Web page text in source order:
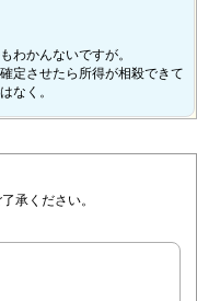
わかんないですが。
定させたら所得が相殺できて
なく。
承ください。